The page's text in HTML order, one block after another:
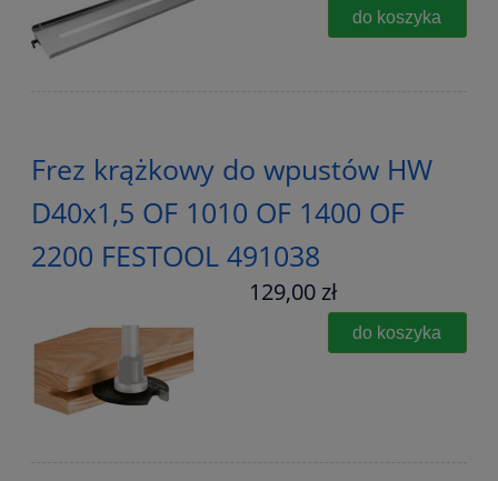
do koszyka
Frez krążkowy do wpustów HW
D40x1,5 OF 1010 OF 1400 OF
2200 FESTOOL 491038
129,00 zł
do koszyka